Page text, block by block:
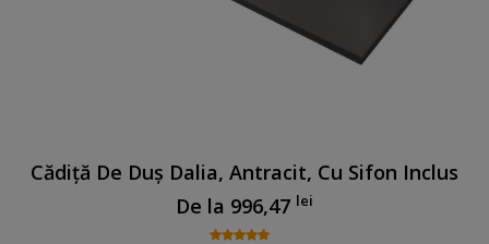
Cădiță De Duș Dalia, Antracit, Cu Sifon Inclus
De la 996,47 lei